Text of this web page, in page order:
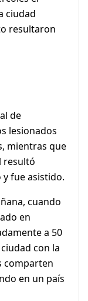
ciudad
resultaron
de
lesionados
mientras que
resultó
fue asistido.
cuando
en
a 50
con la
comparten
en un país